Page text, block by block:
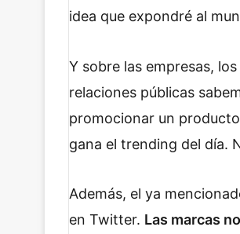
idea que expondré al
Y sobre las empresas,
relaciones públicas
promocionar un
gana el trending del día.
Además, el ya
en Twitter. Las marcas